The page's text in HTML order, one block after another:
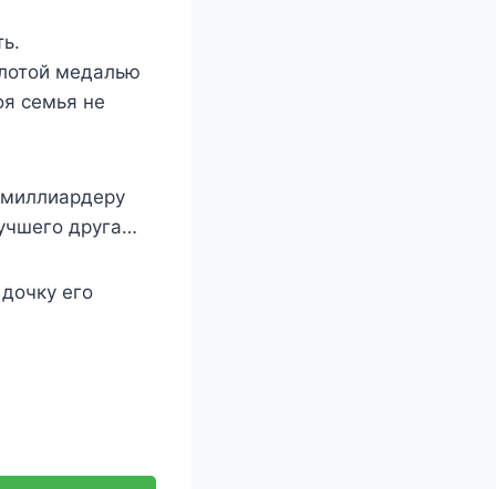
медалью
семья не
друга…
его